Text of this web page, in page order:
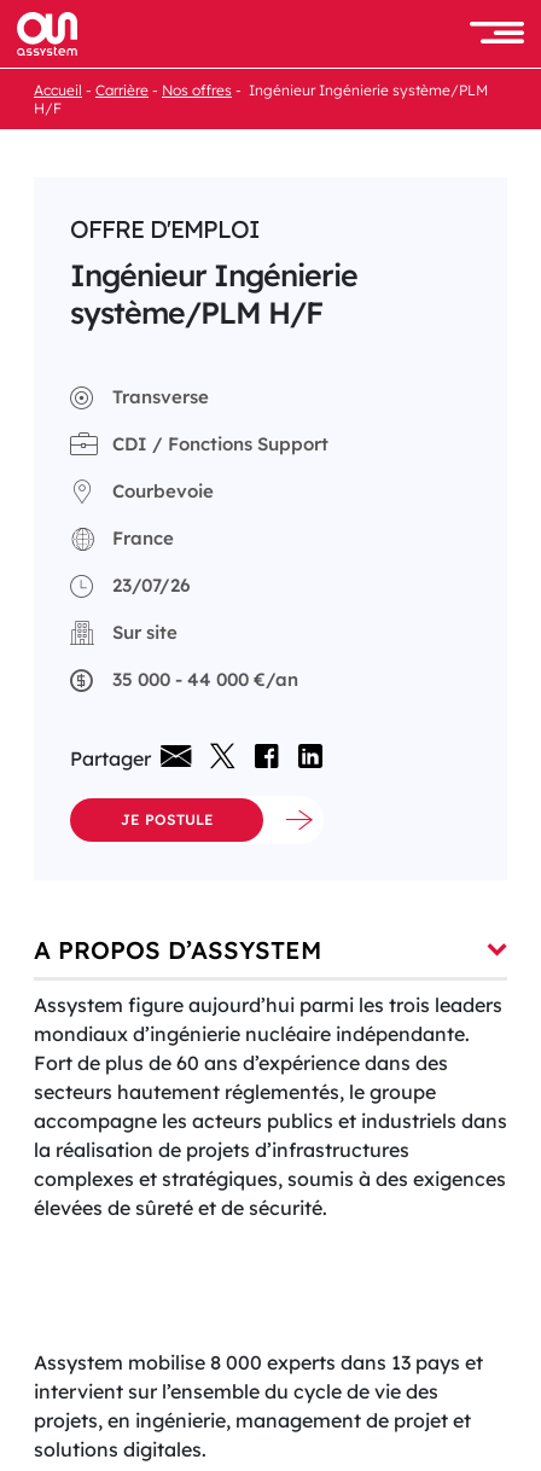
Passer
au
contenu
Accueil Carrière Nos offres
Ingénieur Ingénierie système/PLM
H/F
OFFRE D'EMPLOI
Ingénieur Ingénierie
système/PLM H/F
Transverse
CDI / Fonctions Support
Courbevoie
France
23/07/26
Sur site
35 000 - 44 000 €/an
Partager
JE POSTULE
A PROPOS D’ASSYSTEM
Assystem figure aujourd’hui parmi les trois leaders
mondiaux d’ingénierie nucléaire indépendante.
Fort de plus de 60 ans d’expérience dans des
secteurs hautement réglementés, le groupe
accompagne les acteurs publics et industriels dans
la réalisation de projets d’infrastructures
complexes et stratégiques, soumis à des exigences
élevées de sûreté et de sécurité.
Assystem mobilise 8 000 experts dans 13 pays et
intervient sur l’ensemble du cycle de vie des
projets, en ingénierie, management de projet et
solutions digitales.